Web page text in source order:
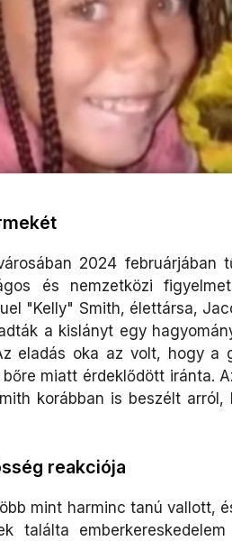
2024 februárjában
és nemzetközi
"Kelly" Smith, élettársa,
a kislányt egy
eladás oka az volt, hogy a
miatt érdeklődött iránta.
korábban is beszélt arról,
reakciója
mint harminc tanú vallott,
találta